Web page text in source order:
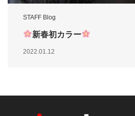
STAFF Blog
新春初カラー
2022.01.12